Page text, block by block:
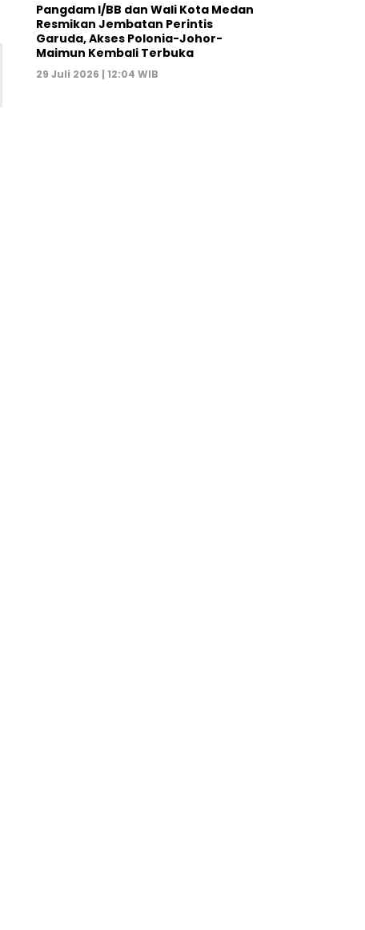
Pangdam I/BB dan Wali Kota Medan
Resmikan Jembatan Perintis
Garuda, Akses Polonia-Johor-
Maimun Kembali Terbuka
29 Juli 2026 | 12:04 WIB